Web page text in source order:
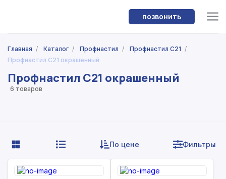
позвонить
Главная / Каталог / Профнастил / Профнастил С21 /
Профнастил С21 окрашенный
Профнастил С21 окрашенный
6 товаров
По цене Фильтры